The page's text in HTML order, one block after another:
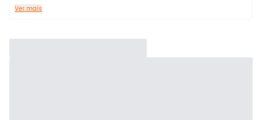
Ver mais